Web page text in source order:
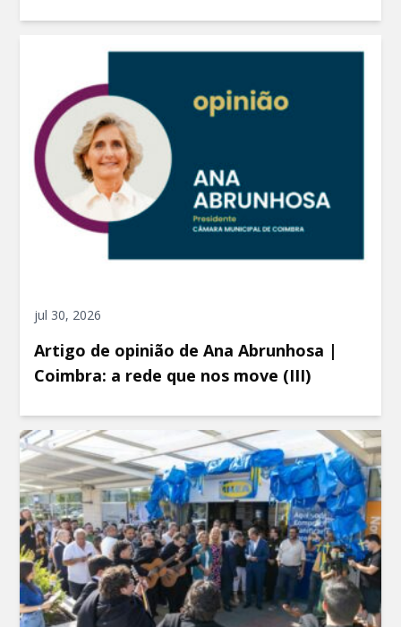
jul 30, 2026
Artigo de opinião de Ana Abrunhosa |
Coimbra: a rede que nos move (III)